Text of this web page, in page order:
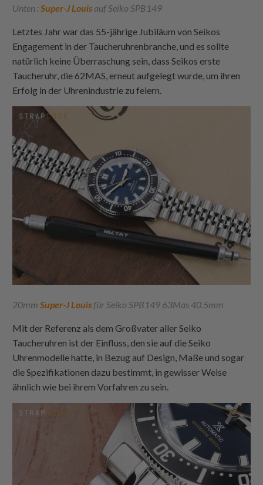
Unten : Super-J Louisauf Seiko SPB149
Letztes Jahr war das 55-jährige Jubiläum von Seikos
Engagement in der Taucheruhrenbranche, und es sollte
natürlich keine Überraschung sein, dass Seikos erste
Taucheruhr, die 62MAS, erneut aufgelegt wurde, um ihren
Erfolg in der Uhrenindustrie zu feiern.
20mm Super-J Louis für Seiko SPB149 63Mas 40.5mm
Mit der Referenz als dem Großvater aller Seiko
Taucheruhren ist der Einfluss, den sie auf die Seiko
Uhrenmodelle hatte, in Bezug auf Design, Maße und sogar
die Spezifikationen dazu bestimmt, in gewisser Weise
ähnlich wie bei ihrem Vorfahren zu sein.